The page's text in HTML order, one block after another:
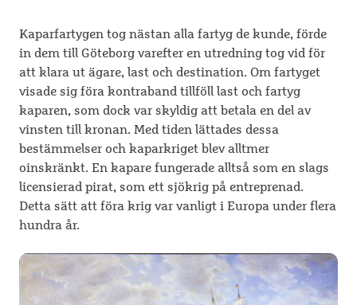
Kaparfartygen tog nästan alla fartyg de kunde, förde
in dem till Göteborg varefter en utredning tog vid för
att klara ut ägare, last och destination. Om fartyget
visade sig föra kontraband tillföll last och fartyg
kaparen, som dock var skyldig att betala en del av
vinsten till kronan. Med tiden lättades dessa
bestämmelser och kaparkriget blev alltmer
oinskränkt. En kapare fungerade alltså som en slags
licensierad pirat, som ett sjökrig på entreprenad.
Detta sätt att föra krig var vanligt i Europa under flera
hundra år.